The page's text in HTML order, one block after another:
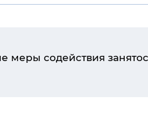
меры содействия